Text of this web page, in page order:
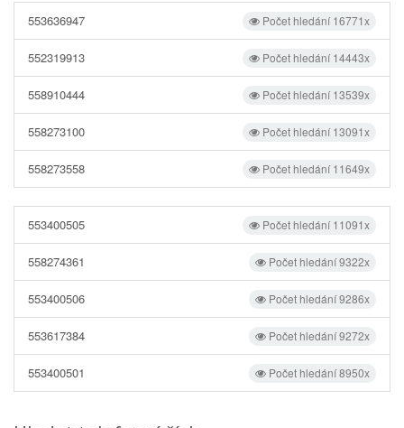
Počet hledání 16771x
553636947
Počet hledání 14443x
552319913
Počet hledání 13539x
558910444
Počet hledání 13091x
558273100
Počet hledání 11649x
558273558
Počet hledání 11091x
553400505
Počet hledání 9322x
558274361
Počet hledání 9286x
553400506
Počet hledání 9272x
553617384
Počet hledání 8950x
553400501